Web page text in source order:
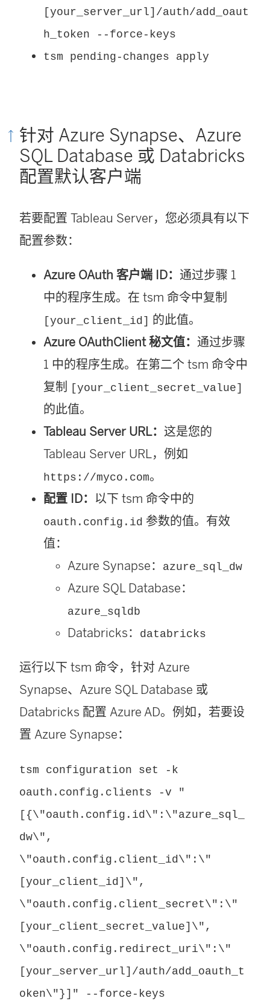
[your_server_url]/auth/add_oaut
h_token --force-keys
tsm pending-changes apply
针对 Azure Synapse、Azure
SQL Database 或 Databricks
配置默认客户端
若要配置 Tableau Server，您必须具有以下
配置参数：
Azure OAuth 客户端 ID： 通过步骤 1
中的程序生成。在 tsm 命令中复制
[your_client_id] 的此值。
Azure OAuthClient 秘文值： 通过步骤
1 中的程序生成。在第二个 tsm 命令中
复制
[your_client_secret_value]
的此值。
Tableau Server URL： 这是您的
Tableau Server URL，例如
https://myco.com。
配置 ID： 以下 tsm 命令中的
oauth.config.id 参数的值。有效
值：
Azure Synapse：
azure_sql_dw
Azure SQL Database：
azure_sqldb
Databricks： databricks
运行以下 tsm 命令，针对 Azure
Synapse、Azure SQL Database 或
Databricks 配置 Azure AD。例如，若要设
置 Azure Synapse：
tsm configuration set -k
oauth.config.clients -v "
[{\"oauth.config.id\":\"azure_sql_
dw\",
\"oauth.config.client_id\":\"
[your_client_id]\",
\"oauth.config.client_secret\":\"
[your_client_secret_value]\",
\"oauth.config.redirect_uri\":\"
[your_server_url]/auth/add_oauth_t
oken\"}]" --force-keys